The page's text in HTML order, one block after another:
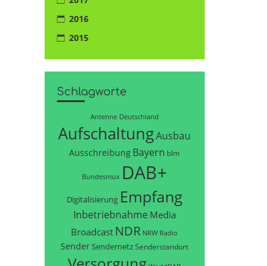
2016
2015
Schlagworte
Antenne Deutschland
AufschaltungAusbau
Ausschreibung Bayern blm
Bundesmux DAB+
Digitalisierung Empfang
Inbetriebnahme Media
Broadcast NDR NRW Radio
SenderSendernetzSenderstandort